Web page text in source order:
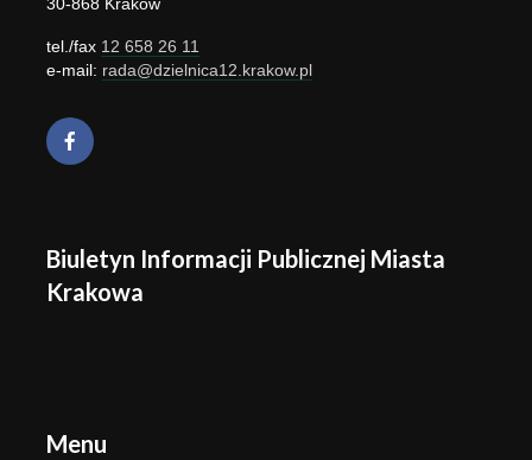
tel./fax 12 658 26 11
e-mail: rada@dzielnica12.krakow.pl
Biuletyn Informacji Publicznej Miasta
Krakowa
Menu